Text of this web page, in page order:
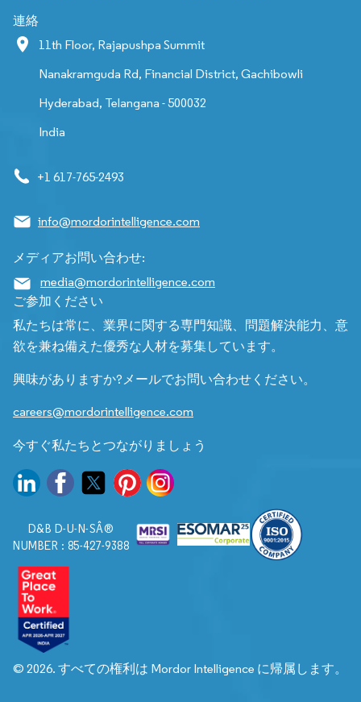
連絡
11th Floor, Rajapushpa Summit
Nanakramguda Rd, Financial District, Gachibowli
Hyderabad, Telangana - 500032
India
+1 617-765-2493
info@mordorintelligence.com
メディアお問い合わせ:
media@mordorintelligence.com
ご参加ください
私たちは常に、業界に関する専門知識、問題解決能力、意
欲を兼ね備えた優秀な人材を募集しています。
興味がありますか?メールでお問い合わせください。
careers@mordorintelligence.com
今すぐ私たちとつながりましょう
D&B D-U-N-SÂ®
NUMBER : 85-427-9388
© 2026. すべての権利は Mordor Intelligence に帰属します。